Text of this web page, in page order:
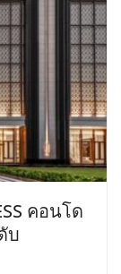
คอนโด
บ